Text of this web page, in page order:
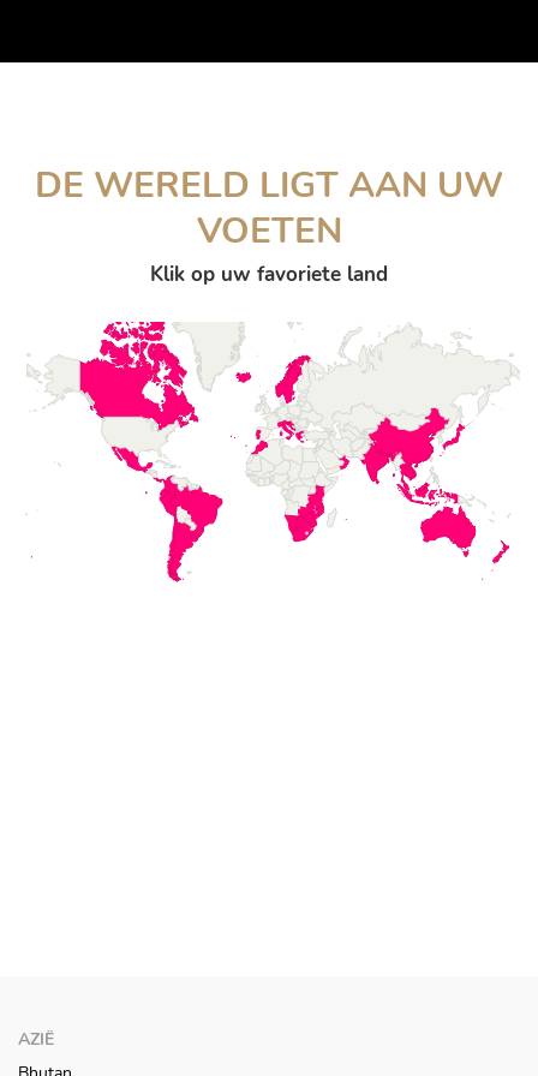
DE WERELD LIGT AAN UW
VOETEN
Klik op uw favoriete land
AZIË